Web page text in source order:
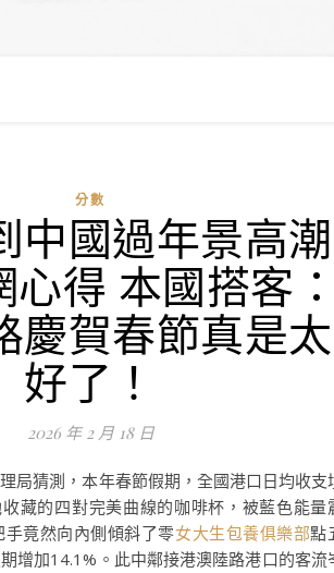
分數
中國過年景高潮
得 本國搭客：
慶賀春節真是太
好了！
2026 年 2 月 18 日
局猜測，本年春節假期，全國港口日均收支
藏的四對完美曲線的咖啡杯，被藍色能量
竟然向內側傾斜了零女大生包養俱樂部點
增加14.1%。此中鄰接港澳陸路港口的客流